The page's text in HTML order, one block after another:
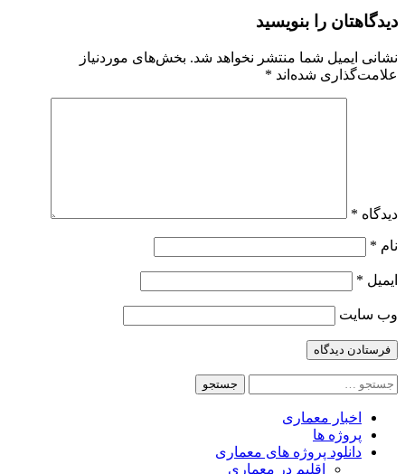
Link
Share
دیدگاهتان را بنویسید
نشانی ایمیل شما منتشر نخواهد شد. بخش‌های موردنیاز
علامت‌گذاری شده‌اند *
دیدگاه *
نام *
ایمیل *
وب‌ سایت
جستجو
برای:
اخبار معماری
پروژه ها
دانلود پروژه های معماری
اقلیم در معماری